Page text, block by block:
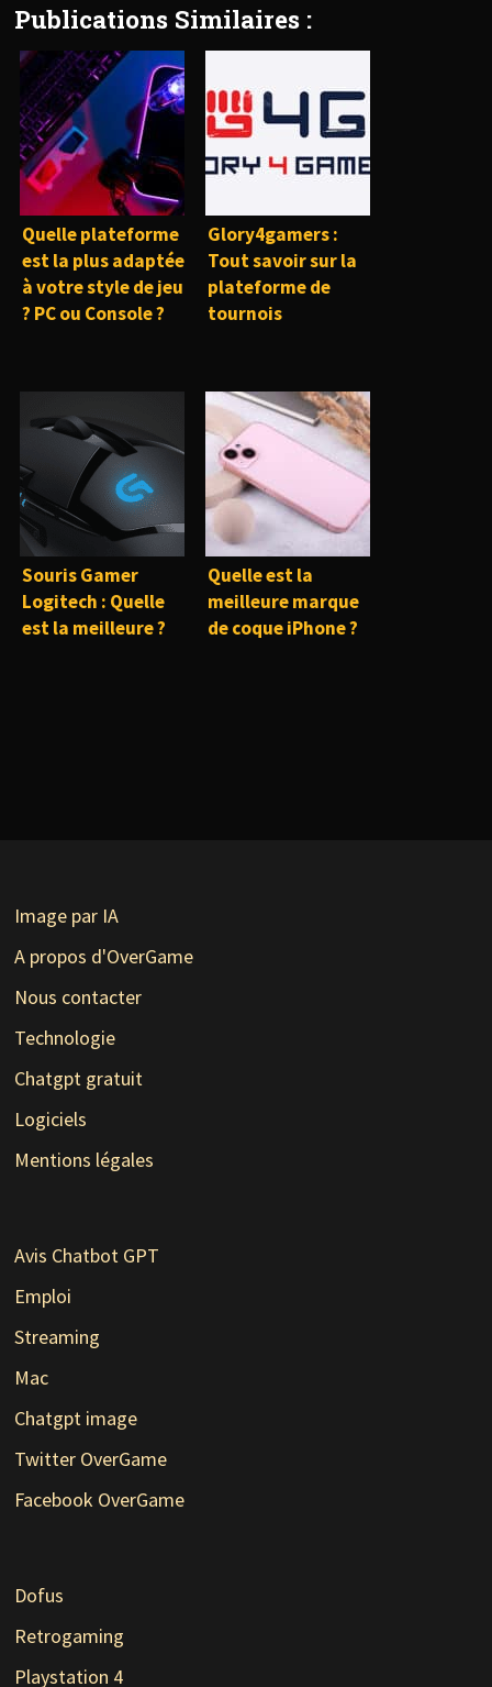
Publications Similaires :
Quelle plateforme
est la plus adaptée
à votre style de jeu
? PC ou Console ?
Glory4gamers :
Tout savoir sur la
plateforme de
tournois
Souris Gamer
Logitech : Quelle
est la meilleure ?
Quelle est la
meilleure marque
de coque iPhone ?
Image par IA
A propos d'OverGame
Nous contacter
Technologie
Chatgpt gratuit
Logiciels
Mentions légales
Avis Chatbot GPT
Emploi
Streaming
Mac
Chatgpt image
Twitter OverGame
Facebook OverGame
Dofus
Retrogaming
Playstation 4